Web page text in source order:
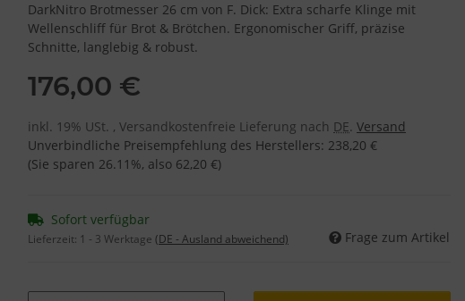
DarkNitro Brotmesser 26 cm von F. Dick: Extra scharfe Klinge mit
Wellenschliff für Brot & Brötchen. Ergonomischer Griff, präzise
Schnitte, langlebig & robust.
176,00 €
inkl. 19% USt. , Versandkostenfreie Lieferung nach DE. Versand
Unverbindliche Preisempfehlung des Herstellers: 238,20 €
(Sie sparen 26.11%, also 62,20 €)
Sofort verfügbar
Lieferzeit: 1 - 3 Werktage (DE - Ausland abweichend) Frage zum Artikel